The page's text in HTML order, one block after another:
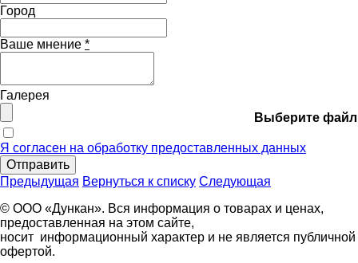
Город
Ваше мнение *
Галерея
Выберите файл
Я согласен на обработку предоставленных данных
Отправить
Предыдущая Вернуться к списку Следующая
© ООО «Дункан». Вся информация о товарах и ценах,
предоставленная на этом сайте,
носит информационный характер и не является публичной
офертой.